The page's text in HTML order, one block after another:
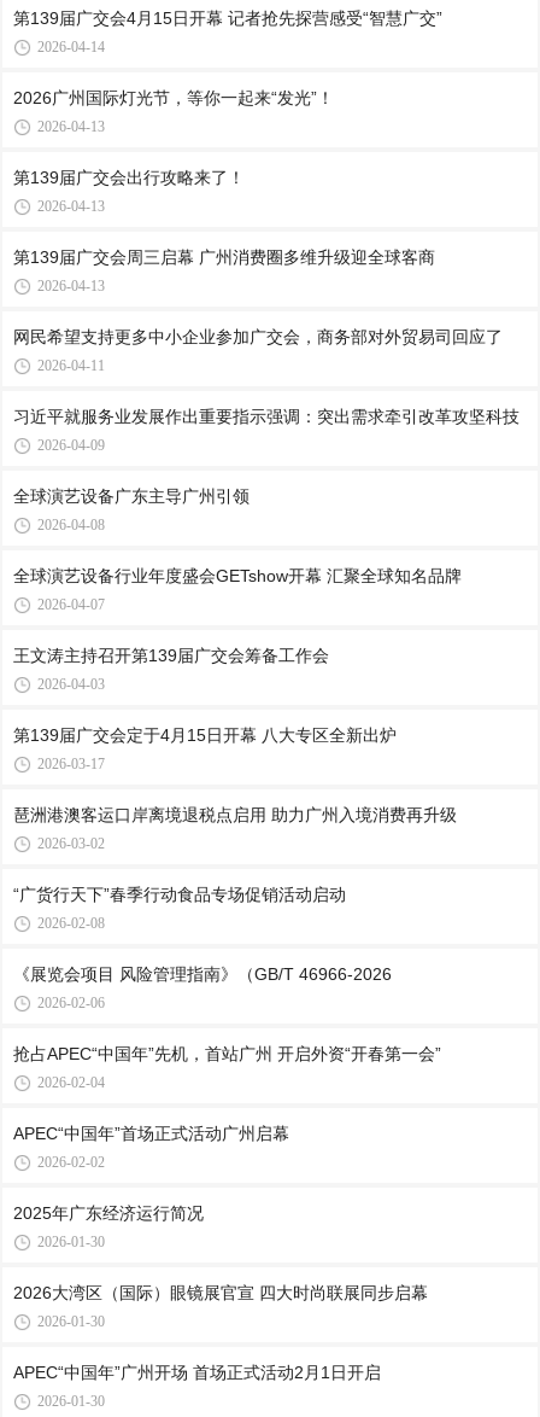
第139届广交会4月15日开幕 记者抢先探营感受“智慧广交”
2026-04-14
2026广州国际灯光节，等你一起来“发光”！
2026-04-13
第139届广交会出行攻略来了！
2026-04-13
第139届广交会周三启幕 广州消费圈多维升级迎全球客商
2026-04-13
网民希望支持更多中小企业参加广交会，商务部对外贸易司回应了
2026-04-11
习近平就服务业发展作出重要指示强调：突出需求牵引改革攻坚科技
2026-04-09
全球演艺设备广东主导广州引领
2026-04-08
全球演艺设备行业年度盛会GETshow开幕 汇聚全球知名品牌
2026-04-07
王文涛主持召开第139届广交会筹备工作会
2026-04-03
第139届广交会定于4月15日开幕 八大专区全新出炉
2026-03-17
琶洲港澳客运口岸离境退税点启用 助力广州入境消费再升级
2026-03-02
“广货行天下”春季行动食品专场促销活动启动
2026-02-08
《展览会项目 风险管理指南》（GB/T 46966-2026
2026-02-06
抢占APEC“中国年”先机，首站广州 开启外资“开春第一会”
2026-02-04
APEC“中国年”首场正式活动广州启幕
2026-02-02
2025年广东经济运行简况
2026-01-30
2026大湾区（国际）眼镜展官宣 四大时尚联展同步启幕
2026-01-30
APEC“中国年”广州开场 首场正式活动2月1日开启
2026-01-30